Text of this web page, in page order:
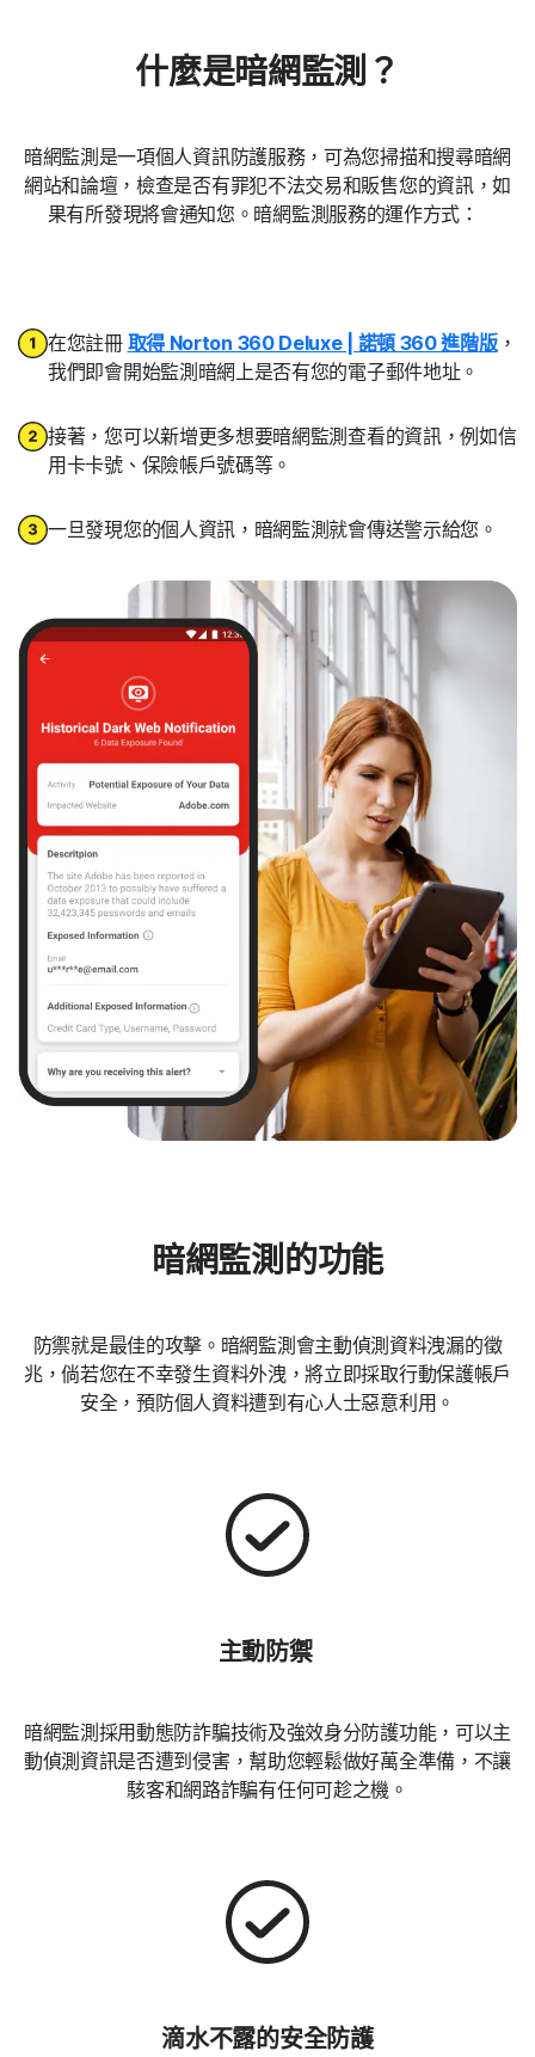
什麼是暗網監測？
暗網監測是一項個人資訊防護服務，可為您掃描和搜尋暗網
網站和論壇，檢查是否有罪犯不法交易和販售您的資訊，如
果有所發現將會通知您。暗網監測服務的運作方式：
在您註冊 取得 Norton 360 Deluxe | 諾頓 360 進階版，
我們即會開始監測暗網上是否有您的電子郵件地址。
接著，您可以新增更多想要暗網監測查看的資訊，例如信
用卡卡號、保險帳戶號碼等。
一旦發現您的個人資訊，暗網監測就會傳送警示給您。
暗網監測的功能
防禦就是最佳的攻擊。暗網監測會主動偵測資料洩漏的徵
兆，倘若您在不幸發生資料外洩，將立即採取行動保護帳戶
安全，預防個人資料遭到有心人士惡意利用。
主動防禦
暗網監測採用動態防詐騙技術及強效身分防護功能，可以主
動偵測資訊是否遭到侵害，幫助您輕鬆做好萬全準備，不讓
駭客和網路詐騙有任何可趁之機。
滴水不露的安全防護